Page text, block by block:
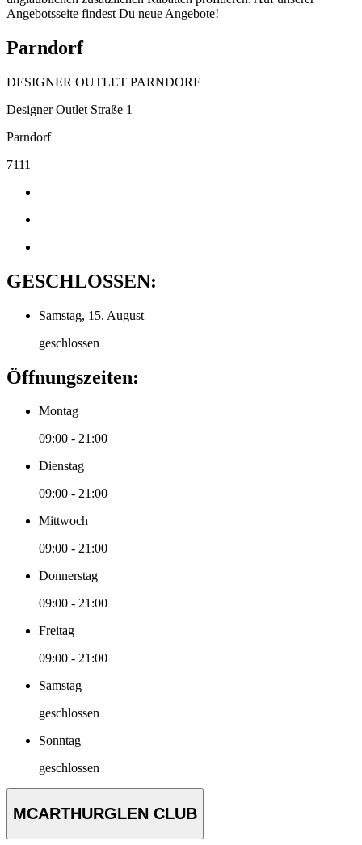
Angebotsseite findest Du neue Angebote!
Parndorf
DESIGNER OUTLET PARNDORF
Designer Outlet Straße 1
Parndorf
7111
GESCHLOSSEN:
Samstag, 15. August
geschlossen
Öffnungszeiten:
Montag
09:00 - 21:00
Dienstag
09:00 - 21:00
Mittwoch
09:00 - 21:00
Donnerstag
09:00 - 21:00
Freitag
09:00 - 21:00
Samstag
geschlossen
Sonntag
geschlossen
MCARTHURGLEN CLUB